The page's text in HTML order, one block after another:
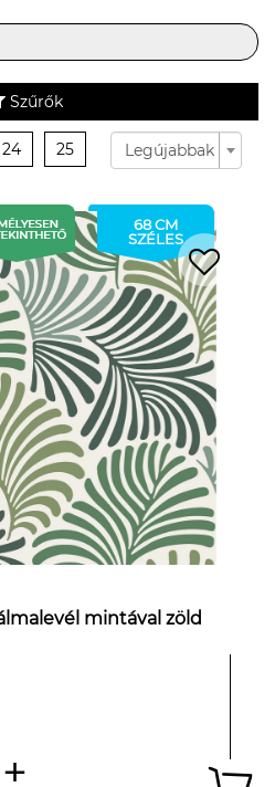
Szűrők
24 25 Legújabbak
68 CM
SZÉLES
mintával zöld